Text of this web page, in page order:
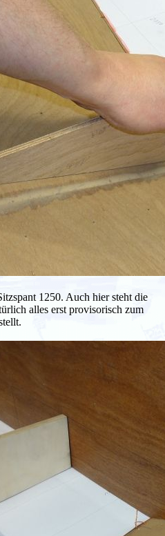
1250. Auch hier steht die
alles erst provisorisch zum